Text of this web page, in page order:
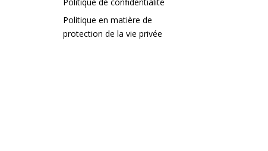
Politique en matière de
protection de la vie privée